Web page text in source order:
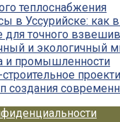
теплоснабжения
в Уссурийске: как
для точного
и экологичный
и промышленности
создания